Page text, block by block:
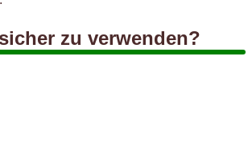
zu verwenden?